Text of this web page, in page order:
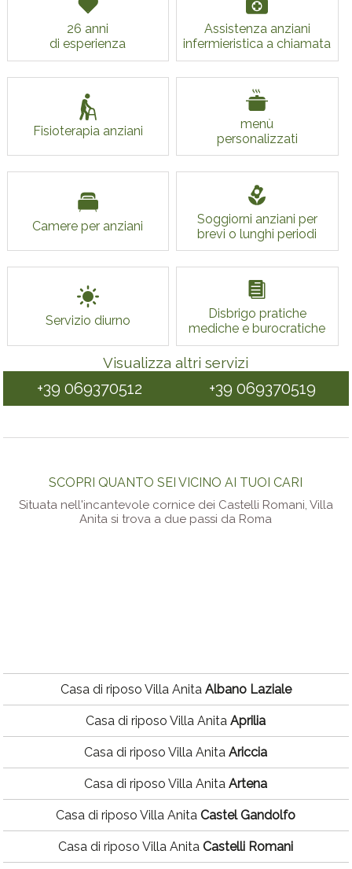
26 anni
di esperienza
Assistenza anziani
infermieristica a chiamata
Fisioterapia anziani
menù
personalizzati
Camere per anziani
Soggiorni anziani per
brevi o lunghi periodi
Servizio diurno
Disbrigo pratiche
mediche e burocratiche
Visualizza altri servizi
+39 069370512 +39 069370519
SCOPRI QUANTO SEI VICINO AI TUOI CARI
Situata nell'incantevole cornice dei Castelli Romani, Villa
Anita si trova a due passi da Roma
Casa di riposo Villa Anita Albano Laziale
Casa di riposo Villa AnitaAprilia
Casa di riposo Villa AnitaAriccia
Casa di riposo Villa AnitaArtena
Casa di riposo Villa AnitaCastel Gandolfo
Casa di riposo Villa AnitaCastelli Romani